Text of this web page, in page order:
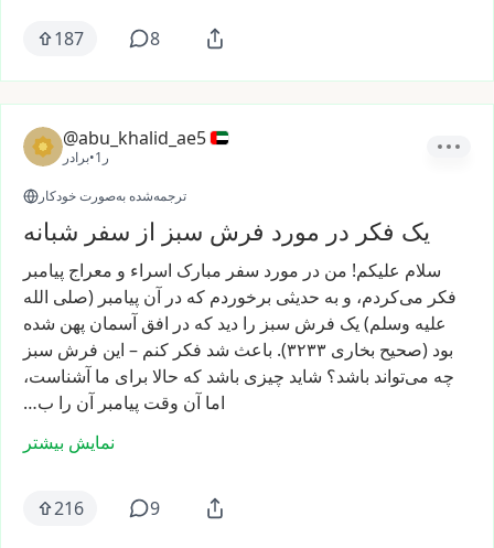
187 8
@abu_khalid_ae5
برادر• 1ر
ترجمه‌شده به‌صورت خودکار
یک فکر در مورد فرش سبز از سفر شبانه
سلام علیکم! من در مورد سفر مبارک اسراء و معراج پیامبر
فکر می‌کردم، و به حدیثی برخوردم که در آن پیامبر (صلی الله
علیه وسلم) یک فرش سبز را دید که در افق آسمان پهن شده
بود (صحیح بخاری ۳۲۳۳). باعث شد فکر کنم – این فرش سبز
چه می‌تواند باشد؟ شاید چیزی باشد که حالا برای ما آشناست،
اما آن وقت پیامبر آن را ب…
نمایش بیشتر
216 9